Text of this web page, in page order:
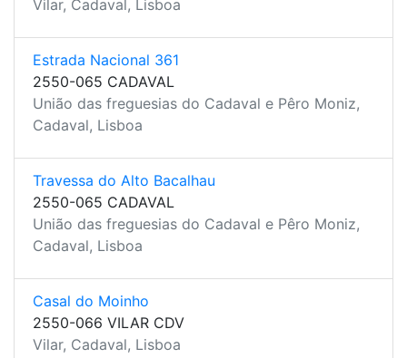
Vilar, Cadaval, Lisboa
Estrada Nacional 361
2550-065 CADAVAL
União das freguesias do Cadaval e Pêro Moniz,
Cadaval, Lisboa
Travessa do Alto Bacalhau
2550-065 CADAVAL
União das freguesias do Cadaval e Pêro Moniz,
Cadaval, Lisboa
Casal do Moinho
2550-066 VILAR CDV
Vilar, Cadaval, Lisboa